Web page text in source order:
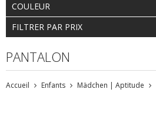
COULEUR
FILTRER PAR PRIX
PANTALON
Accueil Enfants Mädchen | Aptitude